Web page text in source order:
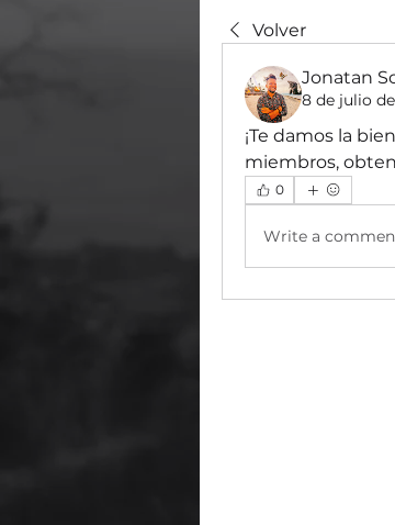
Volver
Jonatan
8 de julio
¡Te damos la
miembros,
0
Write a